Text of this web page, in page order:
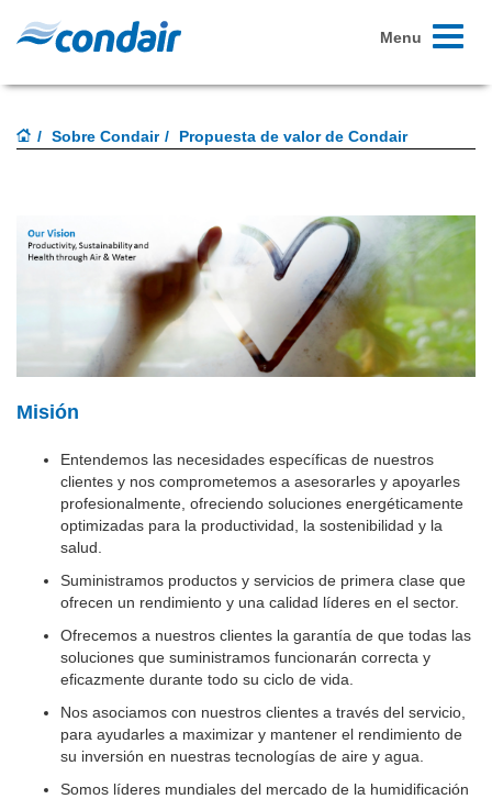
Toggle
Menu
Sobre Condair Propuesta de valor de Condair
Misión
Entendemos las necesidades específicas de nuestros
clientes y nos comprometemos a asesorarles y apoyarles
profesionalmente, ofreciendo soluciones energéticamente
optimizadas para la productividad, la sostenibilidad y la
salud.
Suministramos productos y servicios de primera clase que
ofrecen un rendimiento y una calidad líderes en el sector.
Ofrecemos a nuestros clientes la garantía de que todas las
soluciones que suministramos funcionarán correcta y
eficazmente durante todo su ciclo de vida.
Nos asociamos con nuestros clientes a través del servicio,
para ayudarles a maximizar y mantener el rendimiento de
su inversión en nuestras tecnologías de aire y agua.
Somos líderes mundiales del mercado de la humidificación